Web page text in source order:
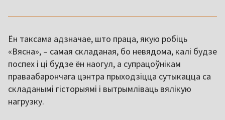
Ён таксама адзначае, што праца, якую робіць
«Вясна», – самая складаная, бо невядома, калі будзе
поспех і ці будзе ён наогул, а супрацоўнікам
праваабарончага цэнтра прыходзіцца сутыкацца са
складанымі гісторыямі і вытрымліваць вялікую
нагрузку.